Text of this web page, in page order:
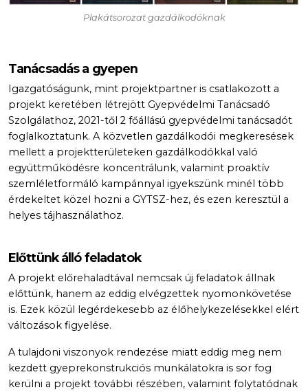
Plakátsorozat gazdálkodóknak
Tanácsadás a gyepen
Igazgatóságunk, mint projektpartner is csatlakozott a
projekt keretében létrejött Gyepvédelmi Tanácsadó
Szolgálathoz, 2021-től 2 főállású gyepvédelmi tanácsadót
foglalkoztatunk. A közvetlen gazdálkodói megkeresések
mellett a projektterületeken gazdálkodókkal való
együttműködésre koncentrálunk, valamint proaktív
szemléletformáló kampánnyal igyekszünk minél több
érdekeltet közel hozni a GYTSZ-hez, és ezen keresztül a
helyes tájhasználathoz.
Előttünk álló feladatok
A projekt előrehaladtával nemcsak új feladatok állnak
előttünk, hanem az eddig elvégzettek nyomonkövetése
is. Ezek közül legérdekesebb az élőhelykezelésekkel elért
változások figyelése.
A tulajdoni viszonyok rendezése miatt eddig meg nem
kezdett gyeprekonstrukciós munkálatokra is sor fog
kerülni a projekt további részében, valamint folytatódnak